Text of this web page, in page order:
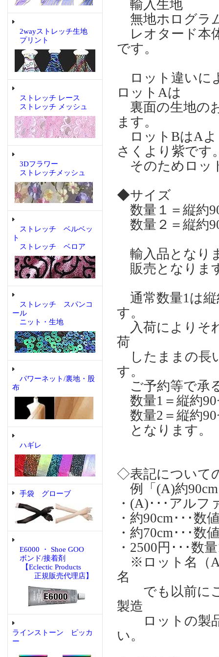
2wayストレッチ生地
プリント
ストレッチ レース
ストレッチ メッシュ
3Dフラワー
ストレッチメッシュ
ストレッチ ベルベッ
ト
ストレッチ ベロア
ストレッチ スパンコ
ール
ニット・生地
パワーネット/裏地・股
布
ハギレ
手袋 グローブ
E6000 ・ Shoe GOO
ボンド/接着剤
【Eclectic Products
正規販売代理店】
ラインストーン ピッカ
ー
輸入生地
無地ホログラ
レオタード本
です。
ロット違いに
ロットAは
裏面の生地の
ます。
ロットBはAよ
さくより紫です
そのためロッ
◆サイズ
数量１＝縦約
数量２＝縦約
輸入品となり
販売となりま
通常数量1は縦
す。
入荷によりそ
荷
したままの長
す。
ご予約等で承
数量1＝縦約90
数量2＝縦約90
となります。
◇表記について
例「(A)約
・(A)･･･アル
・約90cm･･･
・約70cm･･･
・2500円･･･数
※ロット名（
名
でも以前にご
製造
ロットの製品
い。